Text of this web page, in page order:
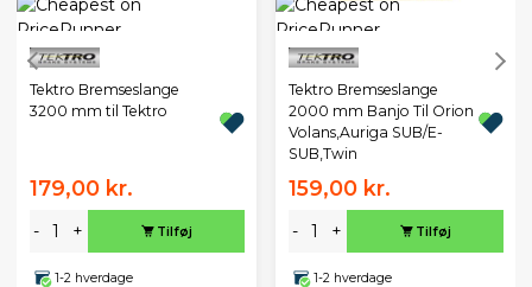
Tektro Bremseslange
3200 mm til Tektro
179,00 kr.
- + Tilføj
1-2 hverdage
Tektro Bremseslange
2000 mm Banjo Til Orion
Volans,Auriga SUB/E-
SUB,Twin
159,00 kr.
- + Tilføj
1-2 hverdage